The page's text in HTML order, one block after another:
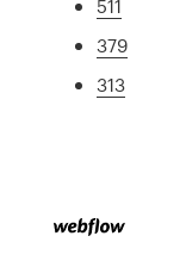
511
379
313